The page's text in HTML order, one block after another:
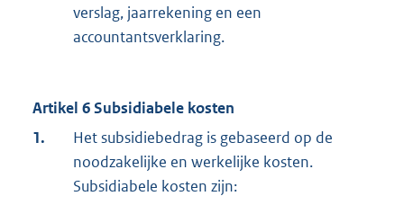
verslag, jaarrekening en een
accountantsverklaring.
Artikel 6 Subsidiabele kosten
1.
Het subsidiebedrag is gebaseerd op de
noodzakelijke en werkelijke kosten.
Subsidiabele kosten zijn: